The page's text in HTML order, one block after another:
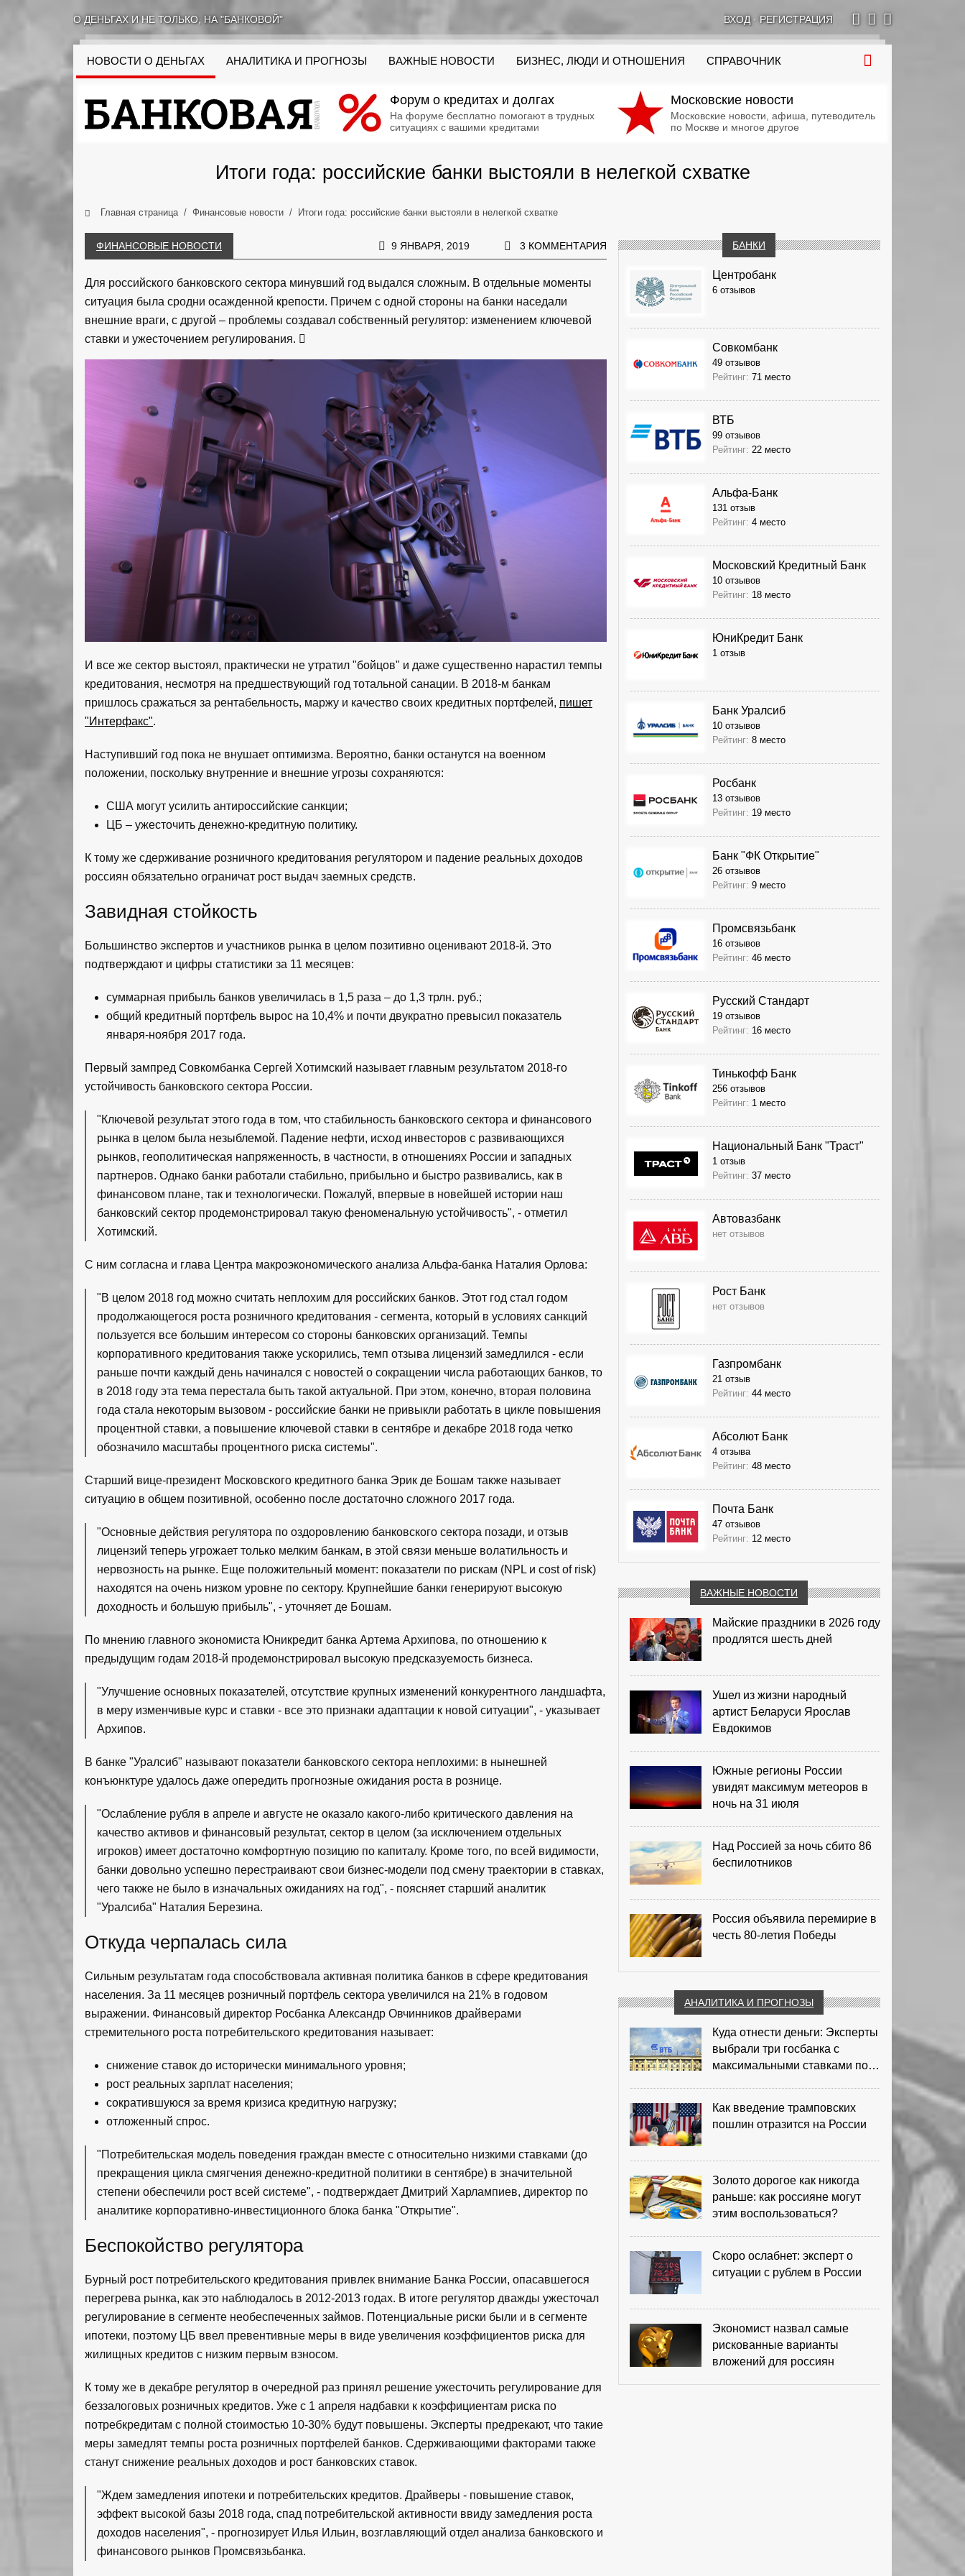
О ДЕНЬГАХ И НЕ ТОЛЬКО, НА "БАНКОВОЙ" ВХОД· РЕГИСТРАЦИЯ
НОВОСТИ О ДЕНЬГАХ АНАЛИТИКА И ПРОГНОЗЫ ВАЖНЫЕ НОВОСТИ БИЗНЕС, ЛЮДИ И ОТНОШЕНИЯ СПРАВОЧНИК
Форум о кредитах и долгах
На форуме бесплатно помогают в трудных
ситуациях с вашими кредитами
Московские новости
Московские новости, афиша, путеводитель
по Москве и многое другое
Итоги года: российские банки выстояли в нелегкой схватке
Главная страница Финансовые новости Итоги года: российские банки выстояли в нелегкой схватке
ФИНАНСОВЫЕ НОВОСТИ 9 ЯНВАРЯ, 2019 3 КОММЕНТАРИЯ
Для российского банковского сектора минувший год выдался сложным. В отдельные моменты
ситуация была сродни осажденной крепости. Причем с одной стороны на банки наседали
внешние враги, с другой – проблемы создавал собственный регулятор: изменением ключевой
ставки и ужесточением регулирования.
И все же сектор выстоял, практически не утратил "бойцов" и даже существенно нарастил темпы
кредитования, несмотря на предшествующий год тотальной санации. В 2018-м банкам
пришлось сражаться за рентабельность, маржу и качество своих кредитных портфелей, пишет
"Интерфакс".
Наступивший год пока не внушает оптимизма. Вероятно, банки останутся на военном
положении, поскольку внутренние и внешние угрозы сохраняются:
США могут усилить антироссийские санкции;
ЦБ – ужесточить денежно-кредитную политику.
К тому же сдерживание розничного кредитования регулятором и падение реальных доходов
россиян обязательно ограничат рост выдач заемных средств.
Завидная стойкость
Большинство экспертов и участников рынка в целом позитивно оценивают 2018-й. Это
подтверждают и цифры статистики за 11 месяцев:
суммарная прибыль банков увеличилась в 1,5 раза – до 1,3 трлн. руб.;
общий кредитный портфель вырос на 10,4% и почти двукратно превысил показатель
января-ноября 2017 года.
Первый зампред Совкомбанка Сергей Хотимский называет главным результатом 2018-го
устойчивость банковского сектора России.
"Ключевой результат этого года в том, что стабильность банковского сектора и финансового
рынка в целом была незыблемой. Падение нефти, исход инвесторов с развивающихся
рынков, геополитическая напряженность, в частности, в отношениях России и западных
партнеров. Однако банки работали стабильно, прибыльно и быстро развивались, как в
финансовом плане, так и технологически. Пожалуй, впервые в новейшей истории наш
банковский сектор продемонстрировал такую феноменальную устойчивость", - отметил
Хотимский.
С ним согласна и глава Центра макроэкономического анализа Альфа-банка Наталия Орлова:
"В целом 2018 год можно считать неплохим для российских банков. Этот год стал годом
продолжающегося роста розничного кредитования - сегмента, который в условиях санкций
пользуется все большим интересом со стороны банковских организаций. Темпы
корпоративного кредитования также ускорились, темп отзыва лицензий замедлился - если
раньше почти каждый день начинался с новостей о сокращении числа работающих банков, то
в 2018 году эта тема перестала быть такой актуальной. При этом, конечно, вторая половина
года стала некоторым вызовом - российские банки не привыкли работать в цикле повышения
процентной ставки, а повышение ключевой ставки в сентябре и декабре 2018 года четко
обозначило масштабы процентного риска системы".
Старший вице-президент Московского кредитного банка Эрик де Бошам также называет
ситуацию в общем позитивной, особенно после достаточно сложного 2017 года.
"Основные действия регулятора по оздоровлению банковского сектора позади, и отзыв
лицензий теперь угрожает только мелким банкам, в этой связи меньше волатильность и
нервозность на рынке. Еще положительный момент: показатели по рискам (NPL и cost of risk)
находятся на очень низком уровне по сектору. Крупнейшие банки генерируют высокую
доходность и большую прибыль", - уточняет де Бошам.
По мнению главного экономиста Юникредит банка Артема Архипова, по отношению к
предыдущим годам 2018-й продемонстрировал высокую предсказуемость бизнеса.
"Улучшение основных показателей, отсутствие крупных изменений конкурентного ландшафта,
в меру изменчивые курс и ставки - все это признаки адаптации к новой ситуации", - указывает
Архипов.
В банке "Уралсиб" называют показатели банковского сектора неплохими: в нынешней
конъюнктуре удалось даже опередить прогнозные ожидания роста в рознице.
"Ослабление рубля в апреле и августе не оказало какого-либо критического давления на
качество активов и финансовый результат, сектор в целом (за исключением отдельных
игроков) имеет достаточно комфортную позицию по капиталу. Кроме того, по всей видимости,
банки довольно успешно перестраивают свои бизнес-модели под смену траектории в ставках,
чего также не было в изначальных ожиданиях на год", - поясняет старший аналитик
"Уралсиба" Наталия Березина.
Откуда черпалась сила
Сильным результатам года способствовала активная политика банков в сфере кредитования
населения. За 11 месяцев розничный портфель сектора увеличился на 21% в годовом
выражении. Финансовый директор Росбанка Александр Овчинников драйверами
стремительного роста потребительского кредитования называет:
снижение ставок до исторически минимального уровня;
рост реальных зарплат населения;
сократившуюся за время кризиса кредитную нагрузку;
отложенный спрос.
"Потребительская модель поведения граждан вместе с относительно низкими ставками (до
прекращения цикла смягчения денежно-кредитной политики в сентябре) в значительной
степени обеспечили рост всей системе", - подтверждает Дмитрий Харлампиев, директор по
аналитике корпоративно-инвестиционного блока банка "Открытие".
Беспокойство регулятора
Бурный рост потребительского кредитования привлек внимание Банка России, опасавшегося
перегрева рынка, как это наблюдалось в 2012-2013 годах. В итоге регулятор дважды ужесточал
регулирование в сегменте необеспеченных займов. Потенциальные риски были и в сегменте
ипотеки, поэтому ЦБ ввел превентивные меры в виде увеличения коэффициентов риска для
жилищных кредитов с низким первым взносом.
К тому же в декабре регулятор в очередной раз принял решение ужесточить регулирование для
беззалоговых розничных кредитов. Уже с 1 апреля надбавки к коэффициентам риска по
потребкредитам с полной стоимостью 10-30% будут повышены. Эксперты предрекают, что такие
меры замедлят темпы роста розничных портфелей банков. Сдерживающими факторами также
станут снижение реальных доходов и рост банковских ставок.
"Ждем замедления ипотеки и потребительских кредитов. Драйверы - повышение ставок,
эффект высокой базы 2018 года, спад потребительской активности ввиду замедления роста
доходов населения", - прогнозирует Илья Ильин, возглавляющий отдел анализа банковского и
финансового рынков Промсвязьбанка.
БАНКИ
Центробанк
6 отзывов
Совкомбанк
49 отзывов
Рейтинг: 71 место
ВТБ
99 отзывов
Рейтинг: 22 место
Альфа-Банк
131 отзыв
Рейтинг: 4 место
Московский Кредитный Банк
10 отзывов
Рейтинг: 18 место
ЮниКредит Банк
1 отзыв
Банк Уралсиб
10 отзывов
Рейтинг: 8 место
Росбанк
13 отзывов
Рейтинг: 19 место
Банк "ФК Открытие"
26 отзывов
Рейтинг: 9 место
Промсвязьбанк
16 отзывов
Рейтинг: 46 место
Русский Стандарт
19 отзывов
Рейтинг: 16 место
Тинькофф Банк
256 отзывов
Рейтинг: 1 место
Национальный Банк "Траст"
1 отзыв
Рейтинг: 37 место
Автовазбанк
нет отзывов
Рост Банк
нет отзывов
Газпромбанк
21 отзыв
Рейтинг: 44 место
Абсолют Банк
4 отзыва
Рейтинг: 48 место
Почта Банк
47 отзывов
Рейтинг: 12 место
ВАЖНЫЕ НОВОСТИ
Майские праздники в 2026 году
продлятся шесть дней
Ушел из жизни народный
артист Беларуси Ярослав
Евдокимов
Южные регионы России
увидят максимум метеоров в
ночь на 31 июля
Над Россией за ночь сбито 86
беспилотников
Россия объявила перемирие в
честь 80-летия Победы
АНАЛИТИКА И ПРОГНОЗЫ
Куда отнести деньги: Эксперты
выбрали три госбанка с
максимальными ставками по
Как введение трамповских
пошлин отразится на России
Золото дорогое как никогда
раньше: как россияне могут
этим воспользоваться?
Скоро ослабнет: эксперт о
ситуации с рублем в России
Экономист назвал самые
рискованные варианты
вложений для россиян